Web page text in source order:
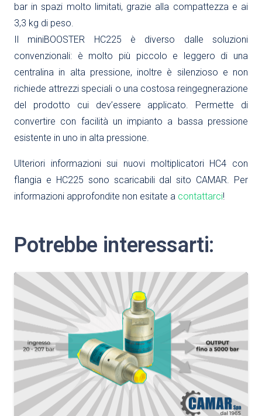
bar in spazi molto limitati, grazie alla compattezza e ai
3,3 kg di peso.
Il miniBOOSTER HC225 è diverso dalle soluzioni
convenzionali: è molto più piccolo e leggero di una
centralina in alta pressione, inoltre è silenzioso e non
richiede attrezzi speciali o una costosa reingegnerazione
del prodotto cui dev’essere applicato. Permette di
convertire con facilità un impianto a bassa pressione
esistente in uno in alta pressione.
Ulteriori informazioni sui nuovi moltiplicatori HC4 con
flangia e HC225 sono scaricabili dal sito CAMAR. Per
informazioni approfondite non esitate a contattarci!
Potrebbe interessarti: